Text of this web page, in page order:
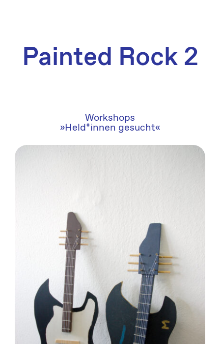
Painted Rock 2
Workshops
»Held*innen gesucht«